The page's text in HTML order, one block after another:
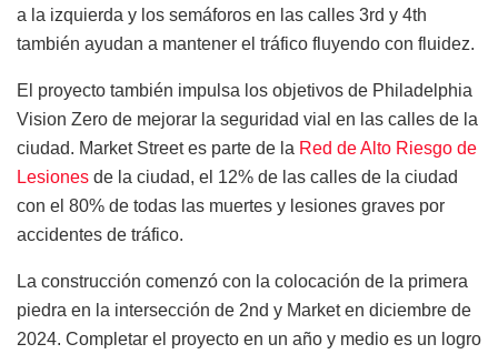
a la izquierda y los semáforos en las calles 3rd y 4th
también ayudan a mantener el tráfico fluyendo con fluidez.
El proyecto también impulsa los objetivos de Philadelphia
Vision Zero de mejorar la seguridad vial en las calles de la
ciudad. Market Street es parte de la Red de Alto Riesgo de
Lesiones de la ciudad, el 12% de las calles de la ciudad
con el 80% de todas las muertes y lesiones graves por
accidentes de tráfico.
La construcción comenzó con la colocación de la primera
piedra en la intersección de 2nd y Market en diciembre de
2024. Completar el proyecto en un año y medio es un logro